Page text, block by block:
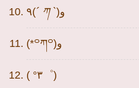
٩(´ ཀ ` )و
(*꒪ཀ꒪)و
( °۳゜)